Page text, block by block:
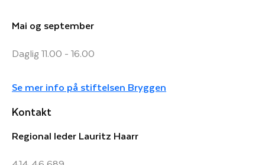
Mai og september
Daglig 11.00 - 16.00
Se mer info på stiftelsen Bryggen
Kontakt
Regional leder Lauritz Haarr